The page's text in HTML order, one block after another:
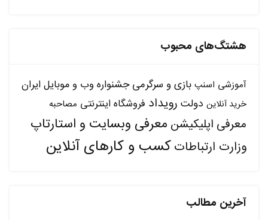
هشتگ‌های محبوب
آموزشی اسنپ بازی و سرگرمی جشنواره وب و موبایل ایران
خرید آنلاین دولت رویداد فروشگاه اینترنتی مصاحبه
معرفی اپلیکیشن معرفی وبسایت و استارتاپ
وزارت ارتباطاتکسب و کارهای آنلاین
آخرین مطالب